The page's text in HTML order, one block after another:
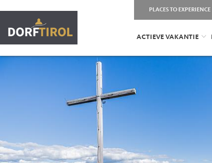
PLACES TO EXPERIENCE
ACTIEVE VAKANTIE